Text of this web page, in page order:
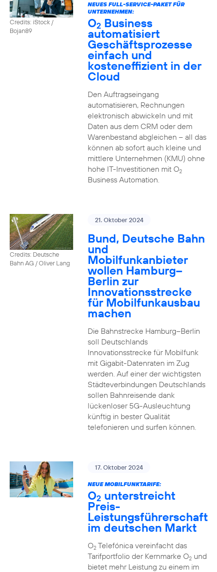
Credits: iStock /
Bojan89
NEUES FULL-SERVICE-PAKET FÜR
UNTERNEHMEN:
O2 Business
automatisiert
Geschäftsprozesse
einfach und
kosteneffizient in der
Cloud
Den Auftragseingang
automatisieren, Rechnungen
elektronisch abwickeln und mit
Daten aus dem CRM oder dem
Warenbestand abgleichen – all das
können ab sofort auch kleine und
mittlere Unternehmen (KMU) ohne
hohe IT-Investitionen mit O2
Business Automation.
Credits: Deutsche
Bahn AG / Oliver Lang
21. Oktober 2024
Bund, Deutsche Bahn
und
Mobilfunkanbieter
wollen Hamburg–
Berlin zur
Innovationsstrecke
für Mobilfunkausbau
machen
Die Bahnstrecke Hamburg–Berlin
soll Deutschlands
Innovationsstrecke für Mobilfunk
mit Gigabit-Datenraten im Zug
werden. Auf einer der wichtigsten
Städteverbindungen Deutschlands
sollen Bahnreisende dank
lückenloser 5G-Ausleuchtung
künftig in bester Qualität
telefonieren und surfen können.
17. Oktober 2024
NEUE MOBILFUNKTARIFE:
O2 unterstreicht
Preis-
Leistungsführerschaft
im deutschen Markt
O2Telefónica vereinfacht das
Tarifportfolio der Kernmarke O2und
bietet mehr Leistung zu einem im